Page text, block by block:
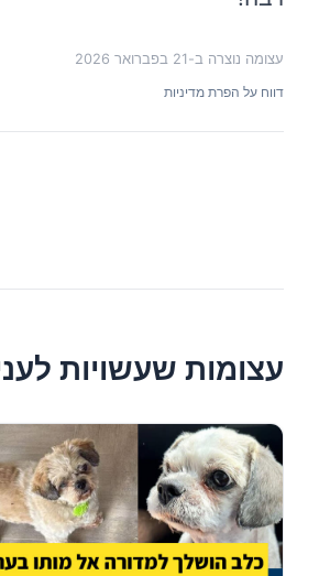
עצומה נוצרה ב- 21 בפברואר 2026
דווח על הפרת מדיניות
עצומות שעשויות